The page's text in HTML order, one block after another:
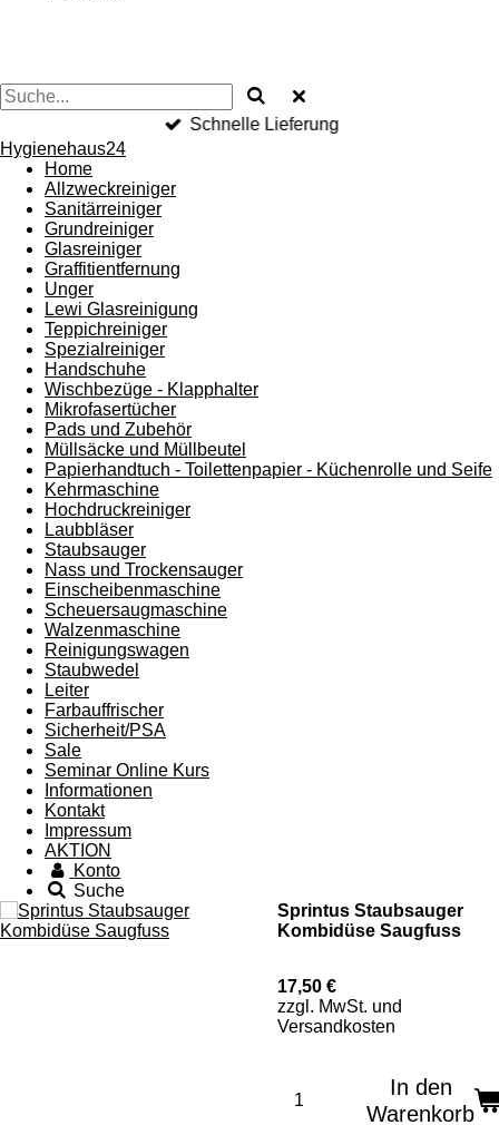
Schnelle Lieferung
Hygienehaus24
Home
Allzweckreiniger
Sanitärreiniger
Grundreiniger
Glasreiniger
Graffitientfernung
Unger
Lewi Glasreinigung
Teppichreiniger
Spezialreiniger
Handschuhe
Wischbezüge - Klapphalter
Mikrofasertücher
Pads und Zubehör
Müllsäcke und Müllbeutel
Papierhandtuch - Toilettenpapier - Küchenrolle und Seife
Kehrmaschine
Hochdruckreiniger
Laubbläser
Staubsauger
Nass und Trockensauger
Einscheibenmaschine
Scheuersaugmaschine
Walzenmaschine
Reinigungswagen
Staubwedel
Leiter
Farbauffrischer
Sicherheit/PSA
Sale
Seminar Online Kurs
Informationen
Kontakt
Impressum
AKTION
Konto
Suche
Sprintus Staubsauger
Kombidüse Saugfuss
17,50 €
zzgl. MwSt. und
Versandkosten
In den
Warenkorb